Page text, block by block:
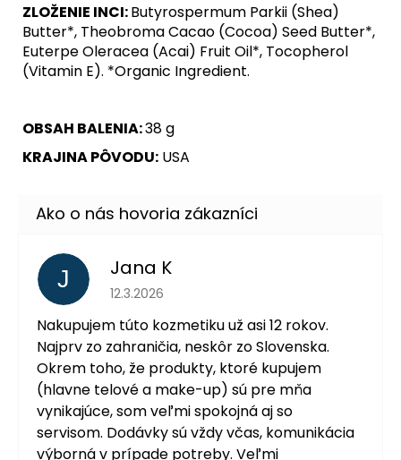
ZLOŽENIE INCI:Butyrospermum Parkii (Shea)
Butter*, Theobroma Cacao (Cocoa) Seed Butter*,
Euterpe Oleracea (Acai) Fruit Oil*, Tocopherol
(Vitamin E). *Organic Ingredient.
OBSAH BALENIA:38 g
KRAJINA PÔVODU: USA
J Jana K
Hodnotenie obchodu je 5 z 5 hviezdičiek.
12.3.2026
Nakupujem túto kozmetiku už asi 12 rokov.
Najprv zo zahraničia, neskôr zo Slovenska.
Okrem toho, že produkty, ktoré kupujem
(hlavne telové a make-up) sú pre mňa
vynikajúce, som veľmi spokojná aj so
servisom. Dodávky sú vždy včas, komunikácia
výborná v prípade potreby. Veľmi